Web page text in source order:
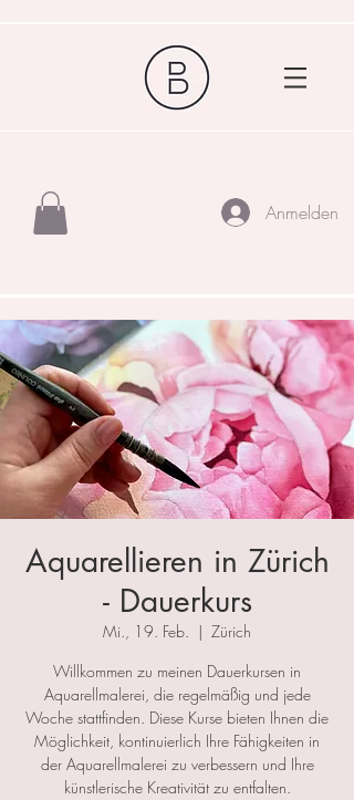
Anmelden
Aquarellieren in Zürich
- Dauerkurs
Mi., 19. Feb.
  |
Zürich
Willkommen zu meinen Dauerkursen in
Aquarellmalerei, die regelmäßig und jede
Woche stattfinden. Diese Kurse bieten Ihnen die
Möglichkeit, kontinuierlich Ihre Fähigkeiten in
der Aquarellmalerei zu verbessern und Ihre
künstlerische Kreativität zu entfalten.